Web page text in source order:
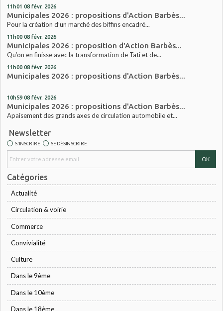
11h01 08 févr. 2026
Municipales 2026 : propositions d'Action Barbès...
Pour la création d’un marché des biffins encadré...
11h00 08 févr. 2026
Municipales 2026 : proposition d'Action Barbès...
Qu’on en finisse avec la transformation de Tati et de...
11h00 08 févr. 2026
Municipales 2026 : propositions d'Action Barbès...
10h59 08 févr. 2026
Municipales 2026 : propositions d'Action Barbès...
Apaisement des grands axes de circulation automobile et...
Newsletter
S'INSCRIRE SE DÉSINSCRIRE
Catégories
Actualité
Circulation & voirie
Commerce
Convivialité
Culture
Dans le 9ème
Dans le 10ème
Dans le 18ème